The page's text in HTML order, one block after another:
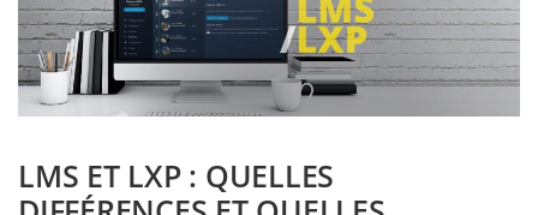
g
a
t
o
LMS ET LXP : QUELLES